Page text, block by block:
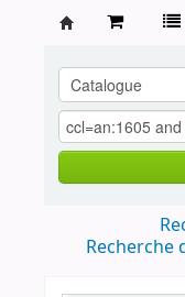
Recherche